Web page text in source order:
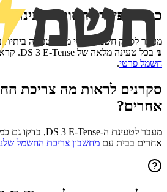
כמה אפשר לחסוך בטעינת
מעבר לספק חשמל פרטי מוזיל טעינה ביתית ב-7%–21%, כלומר
₪ בכל טעינה מלאה של DS 3 E-Tense
.
חשמל פרטי.
סקרנים לראות מה צריכת
אחרים?
מעבר לטעינת ה-DS 3 E-Tense, בדקו גם
אחרים בבית עם מחשבון צריכת החשמל